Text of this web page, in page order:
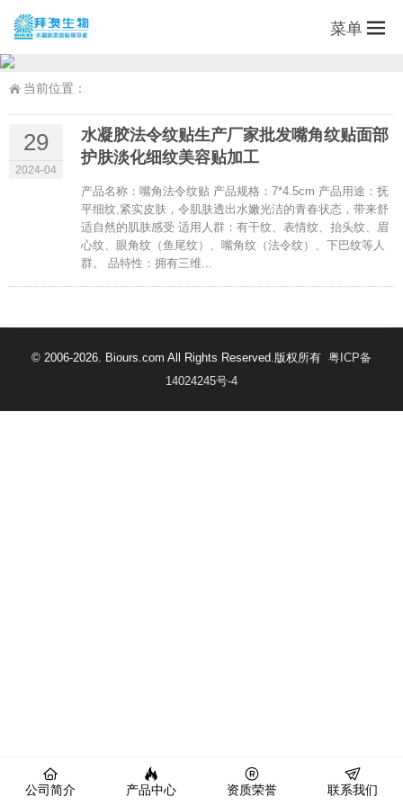
菜单
当前位置：
29
2024-04
水凝胶法令纹贴生产厂家批发嘴角纹贴面部
护肤淡化细纹美容贴加工
产品名称：嘴角法令纹贴 产品规格：7*4.5cm 产品用途：抚
平细纹,紧实皮肤，令肌肤透出水嫩光洁的青春状态，带来舒
适自然的肌肤感受 适用人群：有干纹、表情纹、抬头纹、眉
心纹、眼角纹（鱼尾纹）、嘴角纹（法令纹）、下巴纹等人
群。 品特性：拥有三维...
© 2006-2026. Biours.com All Rights Reserved.版权所有 粤ICP备
14024245号-4
公司简介 产品中心 资质荣誉 联系我们